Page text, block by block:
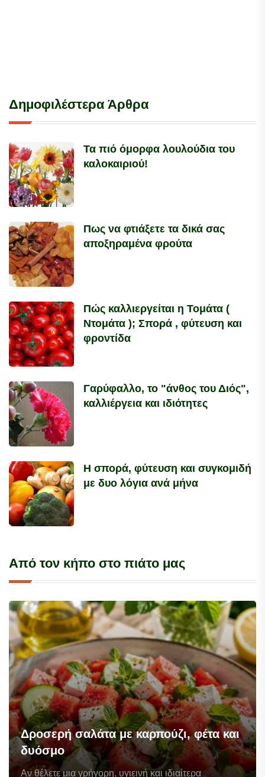
Δημοφιλέστερα Άρθρα
Τα πιό όμορφα λουλούδια του
καλοκαιριού!
Πως να φτιάξετε τα δικά σας
αποξηραμένα φρούτα
Πώς καλλιεργείται η Τομάτα (
Ντομάτα ); Σπορά , φύτευση και
φροντίδα
Γαρύφαλλο, το "άνθος του Διός",
καλλιέργεια και ιδιότητες
Η σπορά, φύτευση και συγκομιδή
με δυο λόγια ανά μήνα
Από τον κήπο στο πιάτο μας
Δροσερή σαλάτα με καρπούζι, φέτα και
δυόσμο
Αν θέλετε μια γρήγορη, υγιεινή και ιδιαίτερα